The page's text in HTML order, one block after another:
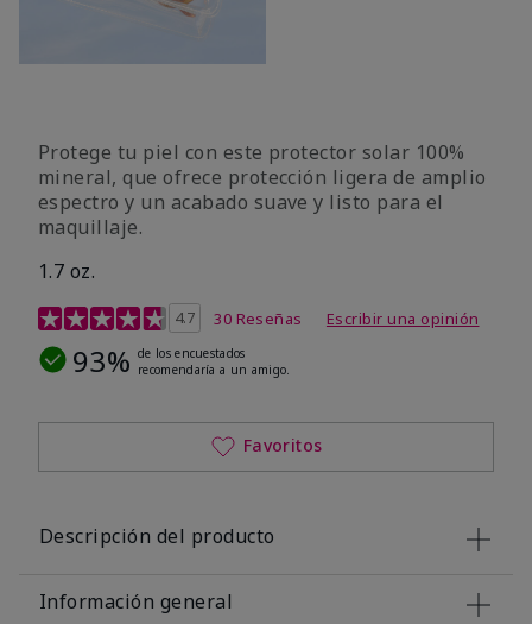
Protege tu piel con este protector solar 100%
mineral, que ofrece protección ligera de amplio
espectro y un acabado suave y listo para el
maquillaje.
1.7 oz.
Calificación de clientes de 5 de 5
4.7 30 Reseñas Escribir una opinión
93% de los encuestados
recomendaría a un amigo.
Favoritos
Descripción del producto
Información general